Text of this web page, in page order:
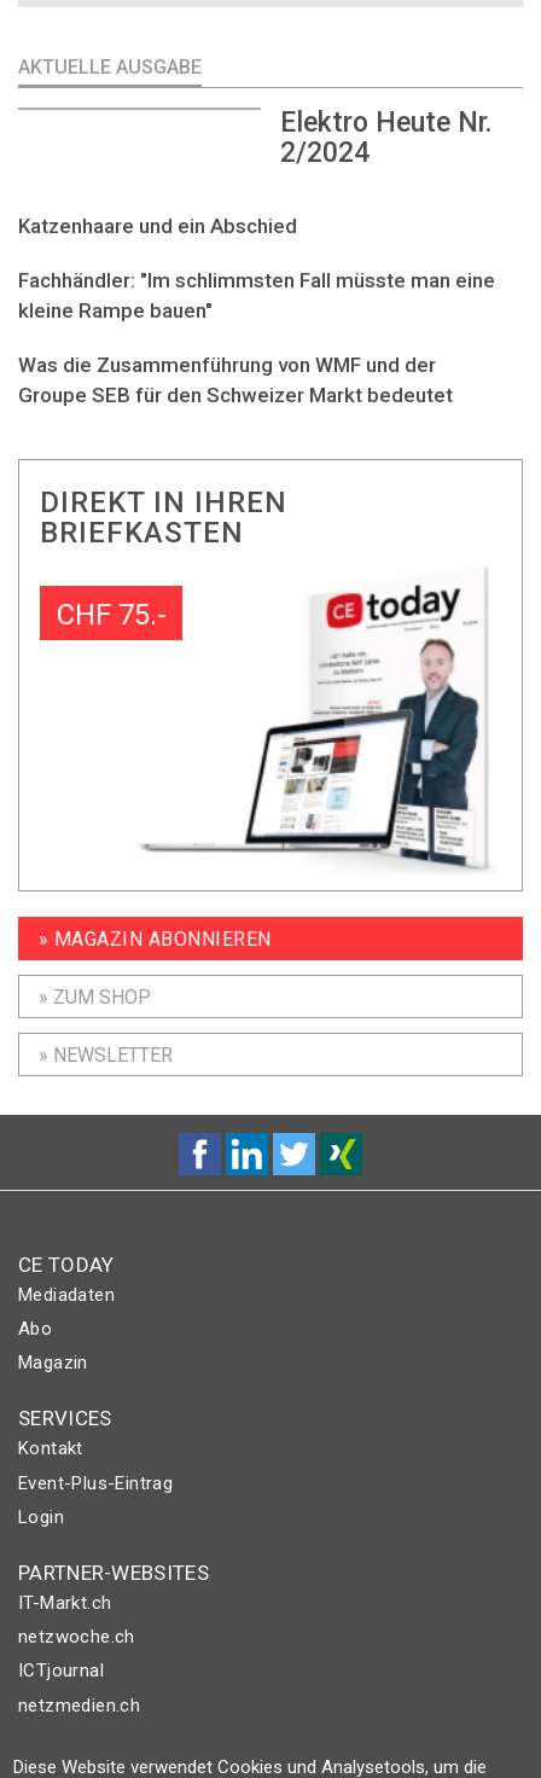
AKTUELLE AUSGABE
Elektro Heute Nr.
2/2024
Katzenhaare und ein Abschied
Fachhändler: "Im schlimmsten Fall müsste man eine
kleine Rampe bauen"
Was die Zusammenführung von WMF und der
Groupe SEB für den Schweizer Markt bedeutet
DIREKT IN IHREN
BRIEFKASTEN
CHF 75.-
» MAGAZIN ABONNIEREN
» ZUM SHOP
» NEWSLETTER
CE TODAY
Mediadaten
Abo
Magazin
SERVICES
Kontakt
Event-Plus-Eintrag
Login
PARTNER-WEBSITES
IT-Markt.ch
netzwoche.ch
ICTjournal
netzmedien.ch
© NETZMEDIEN AG 2026
Diese Website verwendet Cookies und Analysetools, um die